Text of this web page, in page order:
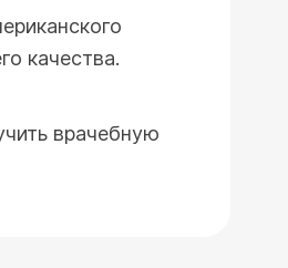
качества.
врачебную